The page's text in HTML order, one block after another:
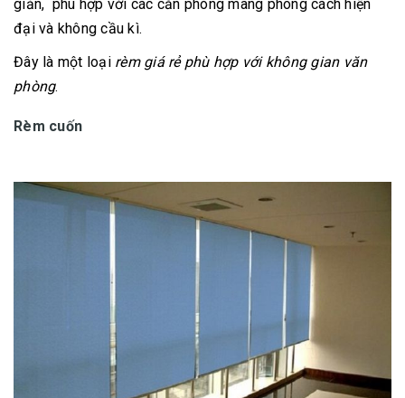
giản, phù hợp với các căn phòng mang phong cách hiện
đại và không cầu kì.
Đây là một loại rèm giá rẻ phù hợp với không gian văn
phòng.
Rèm cuốn